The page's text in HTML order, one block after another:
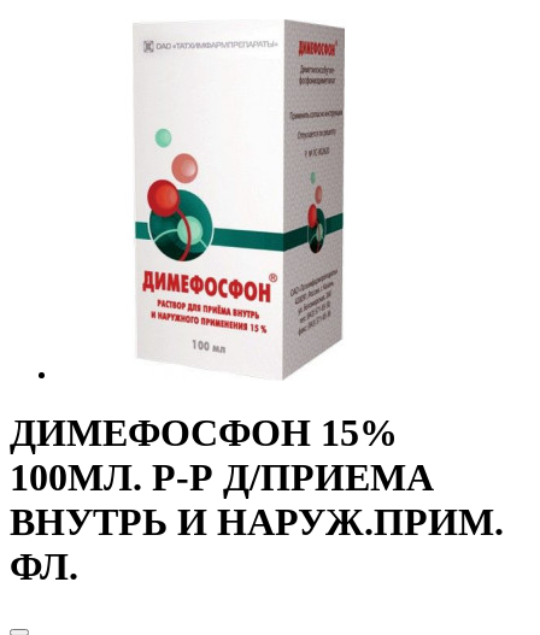
ДИМЕФОСФОН 15%
100МЛ. Р-Р Д/ПРИЕМА
ВНУТРЬ И НАРУЖ.ПРИМ.
ФЛ.